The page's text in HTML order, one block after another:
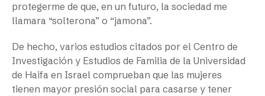
protegerme de que, en un futuro, la sociedad me
llamara “solterona” o “jamona”.
De hecho, varios estudios citados por el Centro de
Investigación y Estudios de Familia de la Universidad
de Haifa en Israel comprueban que las mujeres
tienen mayor presión social para casarse y tener